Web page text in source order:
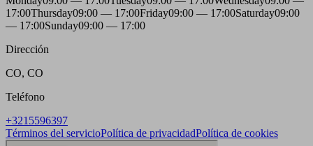
17:00Thursday09:00 — 17:00Friday09:00 — 17:00Saturday09:00
— 17:00Sunday09:00 — 17:00
Dirección
CO, CO
Teléfono
+3215596397
Términos del servicioPolítica de privacidadPolítica de cookies